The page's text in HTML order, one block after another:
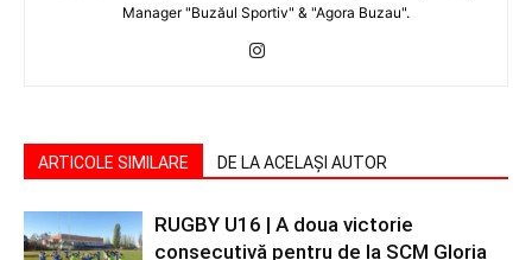
Manager "Buzăul Sportiv" & "Agora Buzau".
ARTICOLE SIMILARE DE LA ACELAȘI AUTOR
RUGBY U16 | A doua victorie
consecutivă pentru de la SCM Gloria